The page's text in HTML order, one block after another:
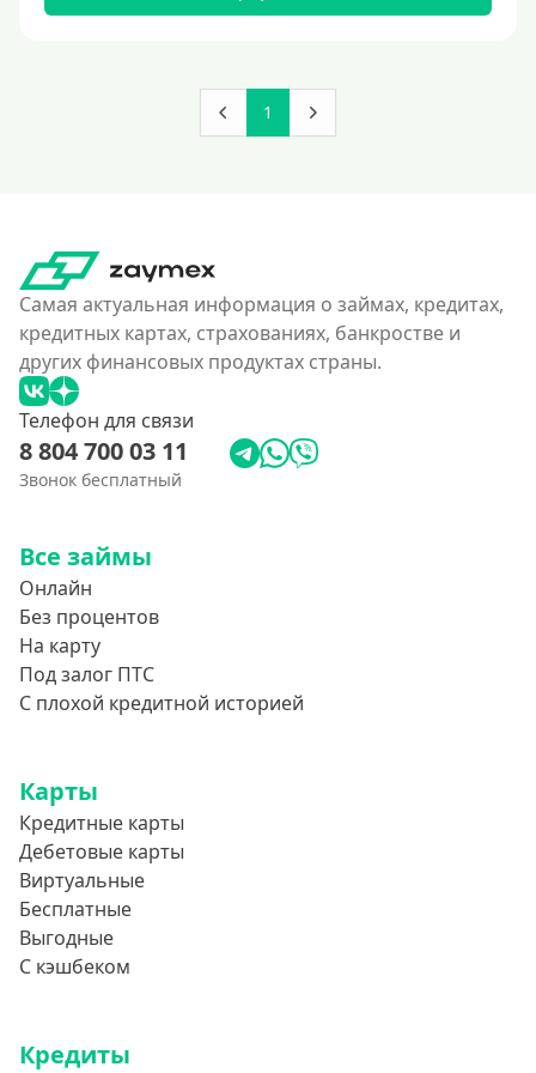
180000 руб
4500000 руб
500000 руб
550000 руб
600 тысяч
650000 руб
700000 руб
750000 руб
850000 руб
900000 руб
950000 руб
Целевые
Строительство дома
Газификацию
Лечение
Стоматология
Неотложные нужды
Образование
Отдых
1
Самая актуальная информация о займах, кредитах,
кредитных картах, страхованиях, банкростве и
других финансовых продуктах страны.
Телефон для связи
8 804 700 03 11
Звонок бесплатный
Все займы
Онлайн
Без процентов
На карту
Под залог ПТС
С плохой кредитной историей
Карты
Кредитные карты
Дебетовые карты
Виртуальные
Бесплатные
Выгодные
С кэшбеком
Кредиты